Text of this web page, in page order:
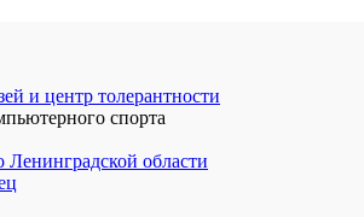
и центр толерантности
спорта
Ленинградской области